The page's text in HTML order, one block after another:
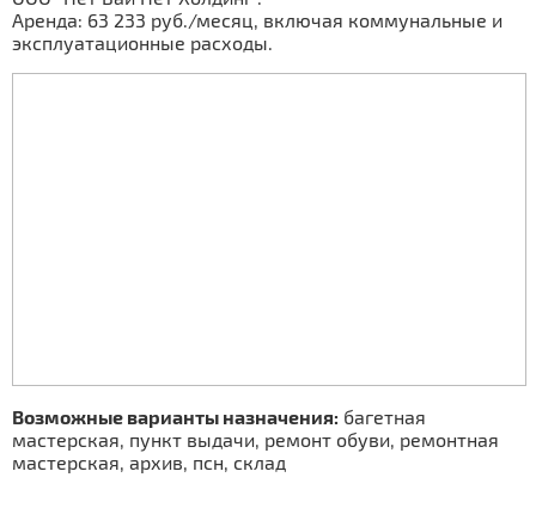
Аренда: 63 233 руб./месяц, включая коммунальные и
эксплуатационные расходы.
Возможные варианты назначения: багетная
мастерская, пункт выдачи, ремонт обуви, ремонтная
мастерская, архив, псн, склад